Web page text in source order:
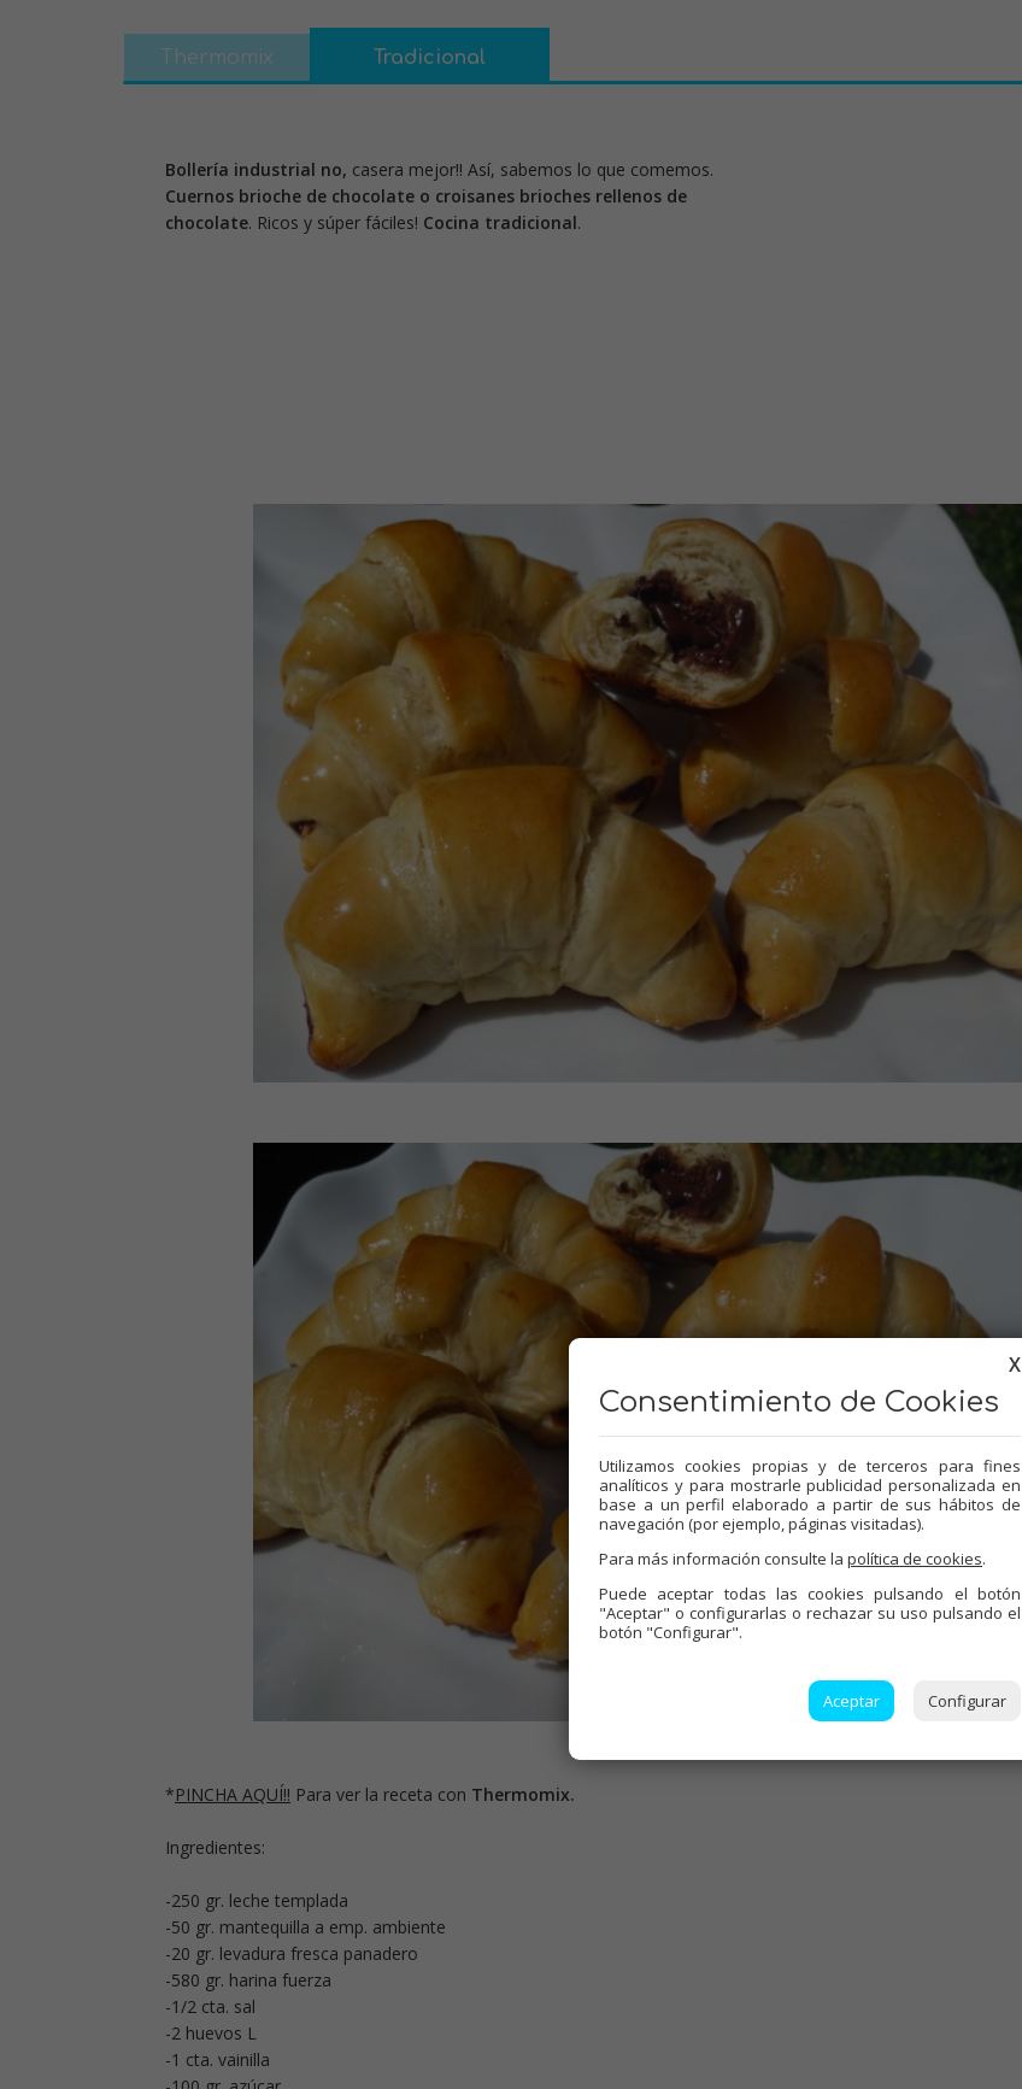
Thermomix Tradicional
Bollería industrial no, casera mejor!! Así, sabemos lo que comemos.
Cuernos brioche de chocolate o croisanes brioches rellenos de
chocolate. Ricos y súper fáciles! Cocina tradicional.
*PINCHA AQUÍ!! Para ver la receta con Thermomix.
Ingredientes:
-250 gr. leche templada
-50 gr. mantequilla a emp. ambiente
-20 gr. levadura fresca panadero
-580 gr. harina fuerza
-1/2 cta. sal
-2 huevos L
-1 cta. vainilla
X
Consentimiento de Cookies
Utilizamos cookies propias y de terceros para fines
analíticos y para mostrarle publicidad personalizada en
base a un perfil elaborado a partir de sus hábitos de
navegación (por ejemplo, páginas visitadas).
Para más información consulte la política de cookies.
Puede aceptar todas las cookies pulsando el botón
"Aceptar" o configurarlas o rechazar su uso pulsando el
botón "Configurar".
Aceptar Configurar